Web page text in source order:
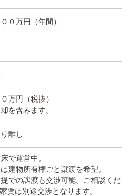
０万円（年間）
万円（税抜）
を含みます。
離し
で運営中。
建物所有権ごと譲渡を希望。
での譲渡も交渉可能。ご相談く
は別途交渉となります。